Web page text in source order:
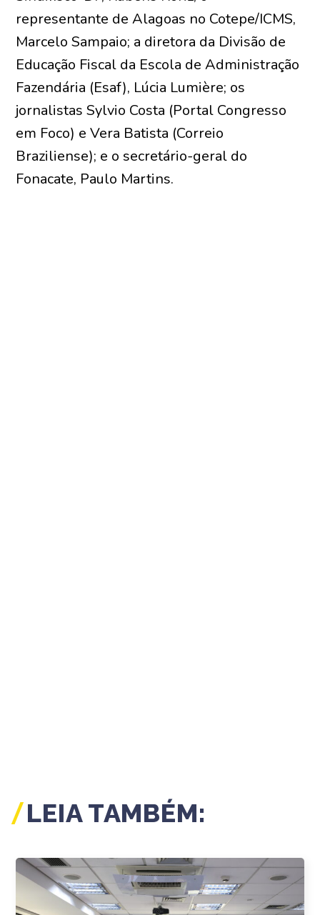
representante de Alagoas no Cotepe/ICMS,
Marcelo Sampaio; a diretora da Divisão de
Educação Fiscal da Escola de Administração
Fazendária (Esaf), Lúcia Lumière; os
jornalistas Sylvio Costa (Portal Congresso
em Foco) e Vera Batista (Correio
Braziliense); e o secretário-geral do
Fonacate, Paulo Martins.
LEIA TAMBÉM: